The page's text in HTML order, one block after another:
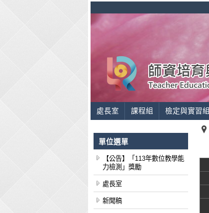
處長室 課程組 檢定與實習組
單位選單
【公告】「113年數位教學能
力檢測」獎勵
處長室
新聞稿